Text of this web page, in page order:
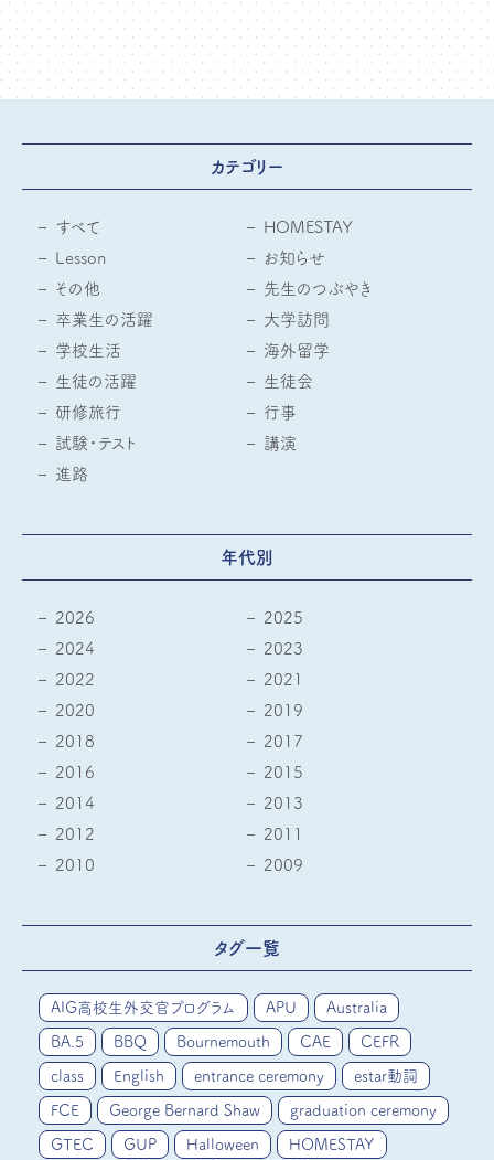
カテゴリー
すべて
HOMESTAY
Lesson
お知らせ
その他
先生のつぶやき
卒業生の活躍
大学訪問
学校生活
海外留学
生徒の活躍
生徒会
研修旅行
行事
試験・テスト
講演
進路
年代別
2026
2025
2024
2023
2022
2021
2020
2019
2018
2017
2016
2015
2014
2013
2012
2011
2010
2009
タグ一覧
AIG高校生外交官プログラム APU Australia
BA.5 BBQ Bournemouth CAE CEFR
class English entrance ceremony estar動詞
FCE George Bernard Shaw graduation ceremony
GTEC GUP Halloween HOMESTAY